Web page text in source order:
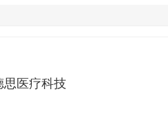
思医疗科技